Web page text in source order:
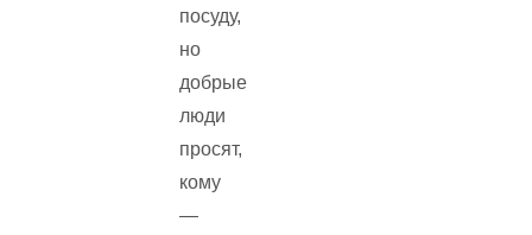
посуду,
но
добрые
люди
просят,
кому
—